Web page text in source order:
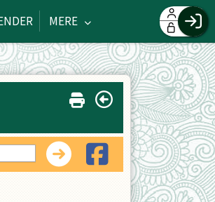
MERE